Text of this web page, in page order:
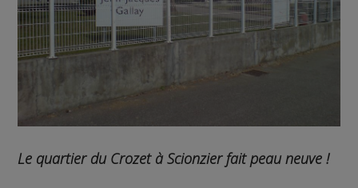
Le quartier du Crozet à Scionzier fait peau neuve !